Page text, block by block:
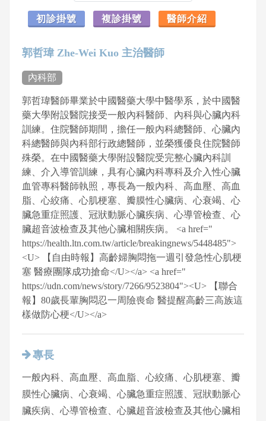
初診掛號 複診掛號 醫師介紹
郭哲瑋 Zhe-Wei Kuo 主治醫師
內科部
郭哲瑋醫師畢業於中國醫藥大學中醫學系，於中國醫
藥大學附設醫院接受一般內科醫師、內科與心臟內科
訓練。住院醫師期間，擔任一般內科總醫師、心臟內
科總醫師與內科部行政總醫師，並榮獲優良住院醫師
殊榮。在中國醫藥大學附設醫院受完整心臟內科訓
練、介入導管訓練，具有心臟內科專科及介入性心臟
血管專科醫師執照，專長為一般內科、高血壓、高血
脂、心絞痛、心肌梗塞、瓣膜性心臟病、心衰竭、心
臟急重症照護、冠狀動脈心臟疾病、心導管檢查、心
臟超音波檢查及其他心臟相關疾病。 <a href="
https://health.ltn.com.tw/article/breakingnews/5448485">
<U> 【自由時報】高齡婦胸悶拖一週引發急性心肌梗
塞 醫療團隊成功搶命</U></a> <a href="
https://udn.com/news/story/7266/9523804"><U> 【聯合
報】80歲長輩胸悶忍一周險喪命 醫提醒高齡三高族這
樣做防心梗</U></a>
專長
一般內科、高血壓、高血脂、心絞痛、心肌梗塞、瓣
膜性心臟病、心衰竭、心臟急重症照護、冠狀動脈心
臟疾病、心導管檢查、心臟超音波檢查及其他心臟相